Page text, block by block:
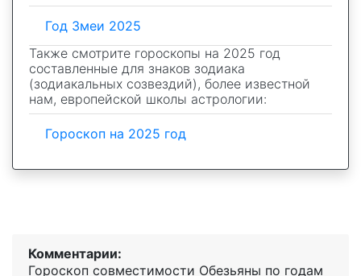
Год Змеи 2025
Также смотрите гороскопы на 2025 год
составленные для знаков зодиака
(зодиакальных созвездий), более известной
нам, европейской школы астрологии:
Гороскоп на 2025 год
Комментарии:
Гороскоп совместимости Обезьяны по годам